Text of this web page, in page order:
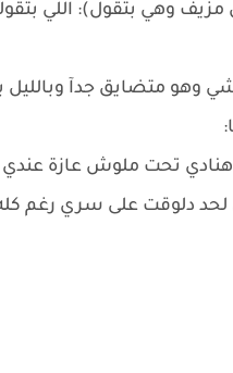
وهي بتقول): اللي
وهو متضايق جدآ
تحت ملوش عازة عندي
لحد دلوقت على سري رغم